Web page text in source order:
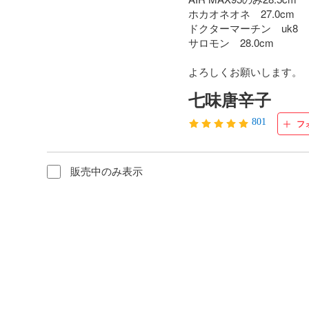
七味唐辛子
801 フ
ホカオネオネ　27.0cm
ドクターマーチン　uk8
サロモン　28.0cm
よろしくお願いします。
販売中のみ表示